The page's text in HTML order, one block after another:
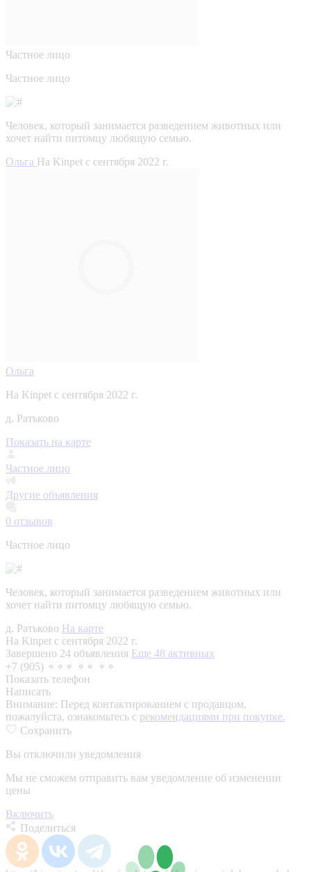
Частное лицо
Частное лицо
Человек, который занимается разведением животных или
хочет найти питомцу любящую семью.
Ольга На Kinpet c сентября 2022 г.
Ольга
На Kinpet c сентября 2022 г.
д. Ратьково
Показать на карте
Частное лицо
Другие объявления
0 отзывов
Частное лицо
Человек, который занимается разведением животных или
хочет найти питомцу любящую семью.
д. Ратьково На карте
На Kinpet c сентября 2022 г.
Завершено 24 объявления Еще 48 активных
+7 (905) ⚬⚬⚬ ⚬⚬ ⚬⚬
Показать телефон
Написать
Внимание: Перед контактированием с продавцом,
пожалуйста, ознакомьтесь с рекомендациями при покупке.
Сохранить
Вы отключили уведомления
Мы не сможем отправить вам уведомление об изменении
цены
Включить
Поделиться